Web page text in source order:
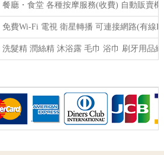
餐廳・食堂 各種按摩服務(收費) 自動販賣
免費Wi-Fi 電視 衛星轉播 可連接網路(有線
洗髮精 潤絲精 沐浴露 毛巾 浴巾 刷牙用品